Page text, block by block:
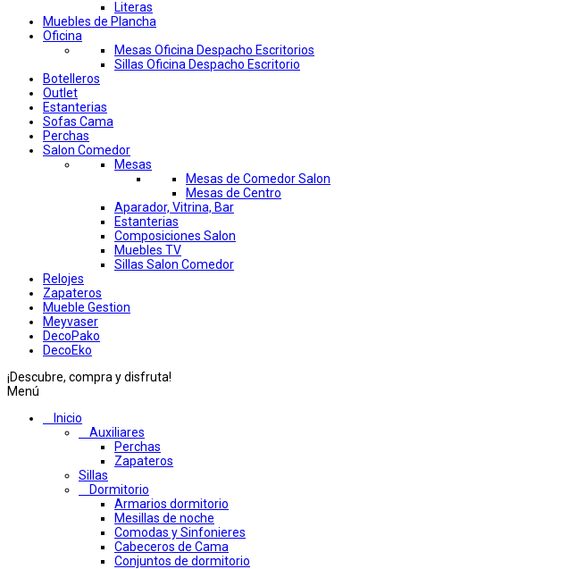
Literas
Muebles de Plancha
Oficina
Mesas Oficina Despacho Escritorios
Sillas Oficina Despacho Escritorio
Botelleros
Outlet
Estanterias
Sofas Cama
Perchas
Salon Comedor
Mesas
Mesas de Comedor Salon
Mesas de Centro
Aparador, Vitrina, Bar
Estanterias
Composiciones Salon
Muebles TV
Sillas Salon Comedor
Relojes
Zapateros
Mueble Gestion
Meyvaser
DecoPako
DecoEko
¡Descubre, compra y disfruta!
Menú
Inicio
Auxiliares
Perchas
Zapateros
Sillas
Dormitorio
Armarios dormitorio
Mesillas de noche
Comodas y Sinfonieres
Cabeceros de Cama
Conjuntos de dormitorio